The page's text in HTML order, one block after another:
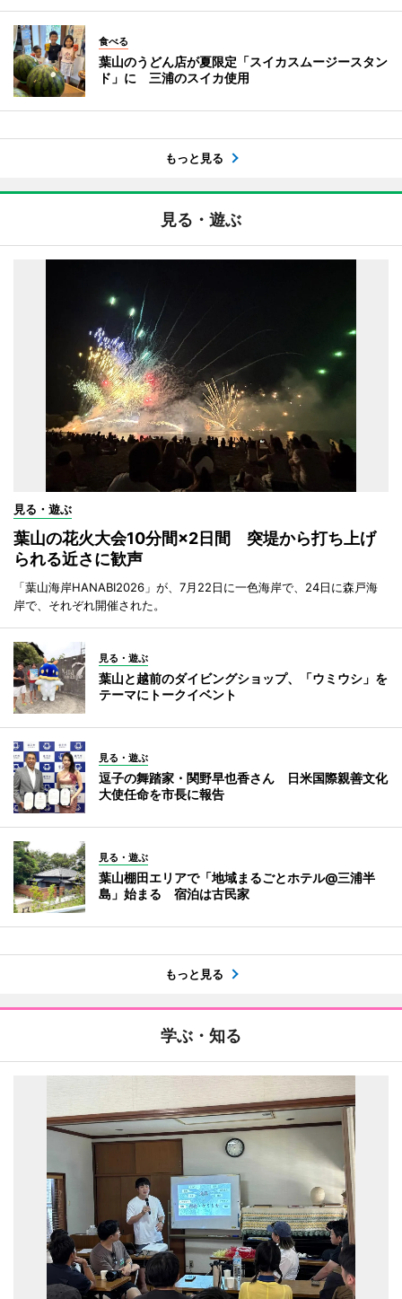
食べる
葉山のうどん店が夏限定「スイカスムージースタン
ド」に 三浦のスイカ使用
もっと見る
見る・遊ぶ
見る・遊ぶ
葉山の花火大会10分間×2日間 突堤から打ち上げ
られる近さに歓声
「葉山海岸HANABI2026」が、7月22日に一色海岸で、24日に森戸海
岸で、それぞれ開催された。
見る・遊ぶ
葉山と越前のダイビングショップ、「ウミウシ」を
テーマにトークイベント
見る・遊ぶ
逗子の舞踏家・関野早也香さん 日米国際親善文化
大使任命を市長に報告
見る・遊ぶ
葉山棚田エリアで「地域まるごとホテル@三浦半
島」始まる 宿泊は古民家
もっと見る
学ぶ・知る